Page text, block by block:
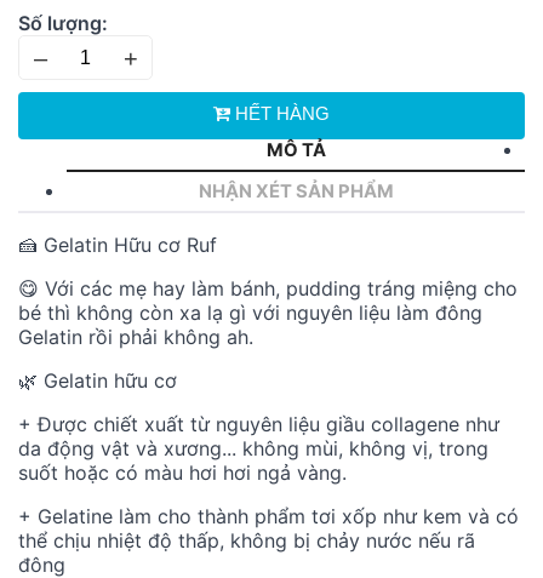
Số lượng:
– +
HẾT HÀNG
MÔ TẢ
NHẬN XÉT SẢN PHẨM
🍰 Gelatin Hữu cơ Ruf
😋 Với các mẹ hay làm bánh, pudding tráng miệng cho
bé thì không còn xa lạ gì với nguyên liệu làm đông
Gelatin rồi phải không ah.
🌿 Gelatin hữu cơ
+ Được chiết xuất từ nguyên liệu giầu collagene như
da động vật và xương... không mùi, không vị, trong
suốt hoặc có màu hơi hơi ngả vàng.
+ Gelatine làm cho thành phẩm tơi xốp như kem và có
thể chịu nhiệt độ thấp, không bị chảy nước nếu rã
đông